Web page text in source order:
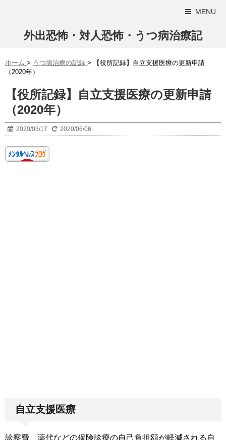
MENU
外出恐怖・対人恐怖・うつ病治療記
ホーム > うつ病治療の記録 >
【役所記録】自立支援医療の更新申請
（2020年）
【役所記録】自立支援医療の更新申請
（2020年）
2020/03/17 2020/06/06
自立支援医療
診察費、薬代などの保険診療の自己負担額が軽減される自